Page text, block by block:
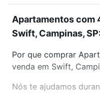
Apartamentos com
Swift, Campinas,
Por que comprar
venda em Swift,
Nós te ajudamos